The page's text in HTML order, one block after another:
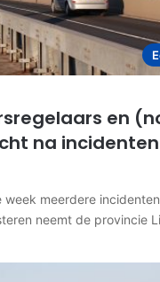
en
na
meerdere
neemt de provincie